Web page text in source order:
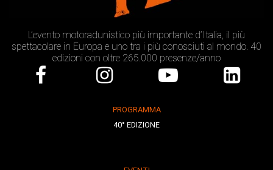
L’evento motoradunistico più importante d’Italia, il più
spettacolare in Europa e uno tra i più conosciuti al mondo. 40
edizioni con oltre 265.000 presenze/anno
PROGRAMMA
40° EDIZIONE